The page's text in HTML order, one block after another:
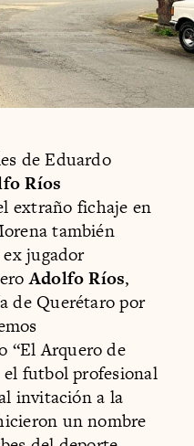
de Eduardo
Ríos
extraño fichaje en
también
jugador
Adolfo Ríos,
de Querétaro por
“El Arquero de
futbol profesional
invitación a la
un nombre